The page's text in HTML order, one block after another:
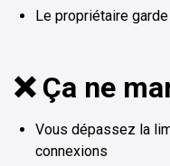
Le propriétaire
❌ Ça ne
Vous dépassez la
connexions